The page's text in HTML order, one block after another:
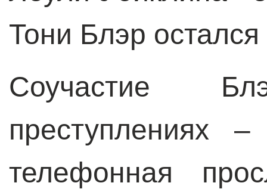
Тони Блэр
Соучастие
преступлениях
телефонная